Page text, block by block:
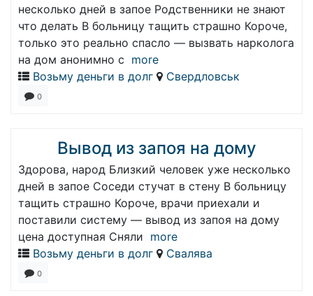
несколько дней в запое Родственники не знают
что делать В больницу тащить страшно Короче,
только это реально спасло — вызвать нарколога
на дом анонимно с more
Возьму деньги в долг
Свердловськ
0
Вывод из запоя на дому
Здорова, народ Близкий человек уже несколько
дней в запое Соседи стучат в стену В больницу
тащить страшно Короче, врачи приехали и
поставили систему — вывод из запоя на дому
цена доступная Сняли more
Возьму деньги в долг
Свалява
0